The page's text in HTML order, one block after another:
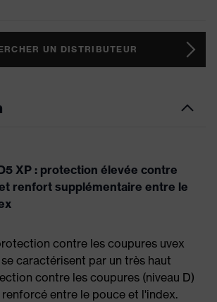
UN DISTRIBUTEUR
XP : protection élevée contre
renfort supplémentaire entre le
contre les coupures uvex
caractérisent par un très haut
contre les coupures (niveau D)
entre le pouce et l'index.